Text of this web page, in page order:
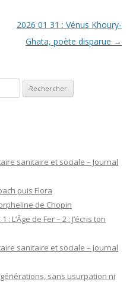
2026 01 31 : Vénus Khoury-
Ghata, poète disparue →
sanitaire et sociale – Journal
puis Flora
de Chopin
L’Âge de Fer – 2 : J’écris ton
sanitaire et sociale – Journal
générations, sans usurpation ni